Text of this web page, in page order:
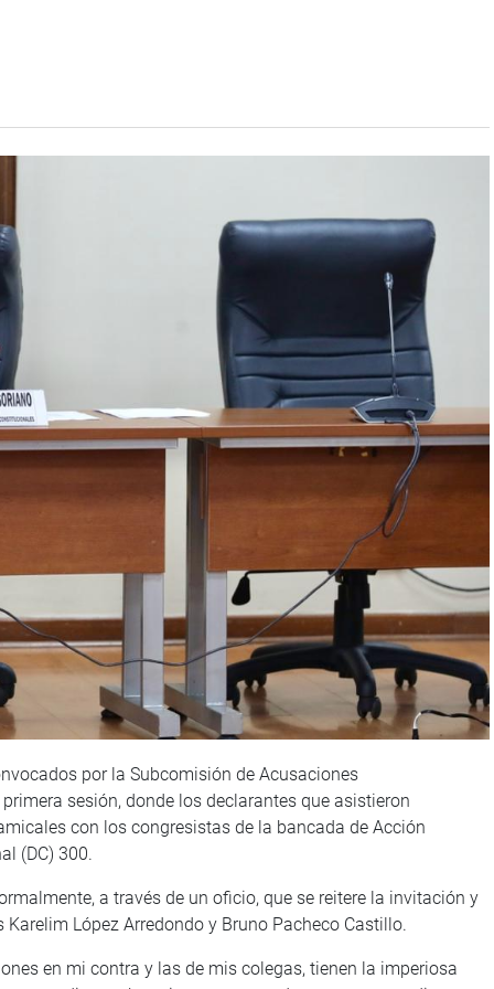
por la Subcomisión de Acusaciones
sesión, donde los declarantes que asistieron
con los congresistas de la bancada de Acción
(DC) 300.
a través de un oficio, que se reitere la invitación y
López Arredondo y Bruno Pacheco Castillo.
en mi contra y las de mis colegas, tienen la imperiosa